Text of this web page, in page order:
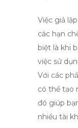
Việc giả
các hạn
biệt là khi
việc sử
Với các
có thể tạo
đó giúp
nhiều tài